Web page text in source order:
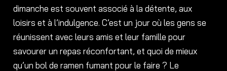
dimanche est souvent associé à la détente, aux
loisirs et à l’indulgence. C’est un jour où les gens se
réunissent avec leurs amis et leur famille pour
savourer un repas réconfortant, et quoi de mieux
qu’un bol de ramen fumant pour le faire ? Le